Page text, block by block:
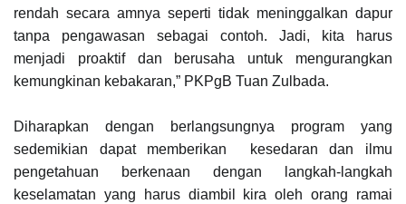
rendah secara amnya seperti tidak meninggalkan dapur
tanpa pengawasan sebagai contoh. Jadi, kita harus
menjadi proaktif dan berusaha untuk mengurangkan
kemungkinan kebakaran,” PKPgB Tuan Zulbada.
Diharapkan dengan berlangsungnya program yang
sedemikian dapat memberikan kesedaran dan ilmu
pengetahuan berkenaan dengan langkah-langkah
keselamatan yang harus diambil kira oleh orang ramai